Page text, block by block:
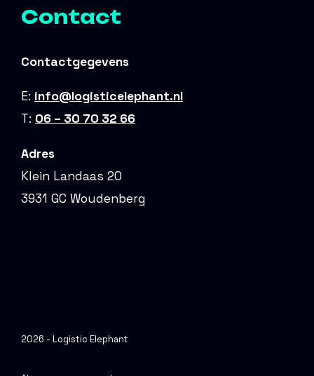
Contact
Contactgegevens
E: info@logisticelephant.nl
T: 06 – 30 70 32 66
Adres
Klein Landaas 20
3931 GC Woudenberg
2026 - Logistic Elephant